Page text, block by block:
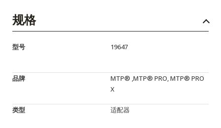
规格
型号 19647
品牌
MTP® ,MTP® PRO, MTP® PRO
X
类型 适配器